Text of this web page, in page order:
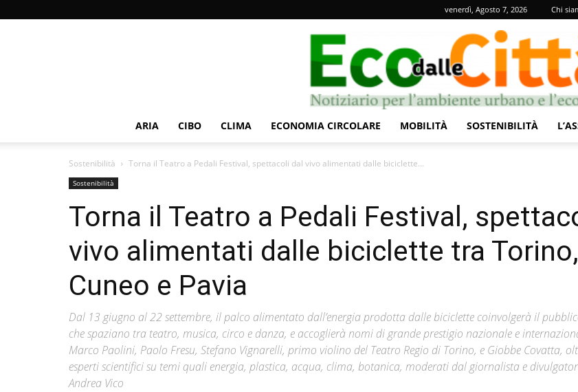
venerdì, Agosto 7, 2026 Chi
Città
ARIA CIBO CLIMA ECONOMIA CIRCOLARE MOBILITÀ SOSTENIBILITÀ
Sostenibilità Torna il Teatro a Pedali Festival, spettacoli dal vivo alimentati dalle biciclette...
Sostenibilità
Torna il Teatro a Pedali Festival,
vivo alimentati dalle biciclette tra Torino,
Cuneo e Pavia
Dal 13 giugno al 22 settembre, il palco alimentato dall’energia prodotta dalle biciclette coinvolgerà il
che spaziano tra teatro, musica, circo e danza, e accoglierà nomi di grande prestigio nazionale e
Marco Paolini, Paolo Fresu, Stefano Vignarelli, primo violino del Teatro Regio di Torino, e Giobbe Covatta,
esperti scientifici su temi quali energia, plastica, acqua, clima, botanica, moderati dal giornalista e
Andrea Vico